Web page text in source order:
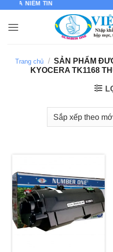
nội
CỦA NIỀM TIN
Trang chủ / SẢN PHẨM
KYOCERA TK1168